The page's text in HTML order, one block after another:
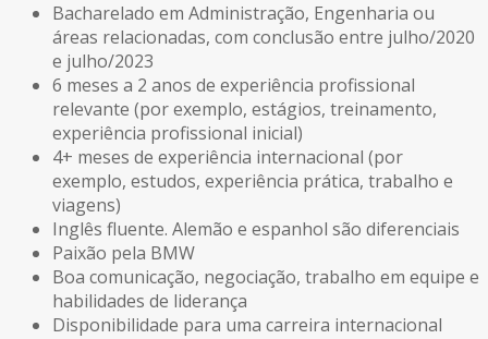
Bacharelado em Administração, Engenharia ou
áreas relacionadas, com conclusão entre julho/2020
e julho/2023
6 meses a 2 anos de experiência profissional
relevante (por exemplo, estágios, treinamento,
experiência profissional inicial)
4+ meses de experiência internacional (por
exemplo, estudos, experiência prática, trabalho e
viagens)
Inglês fluente. Alemão e espanhol são diferenciais
Paixão pela BMW
Boa comunicação, negociação, trabalho em equipe e
habilidades de liderança
Disponibilidade para uma carreira internacional